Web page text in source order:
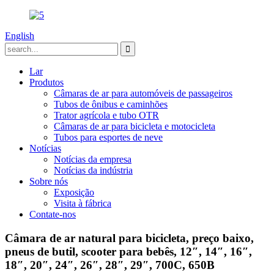
English
Lar
Produtos
Câmaras de ar para automóveis de passageiros
Tubos de ônibus e caminhões
Trator agrícola e tubo OTR
Câmaras de ar para bicicleta e motocicleta
Tubos para esportes de neve
Notícias
Notícias da empresa
Notícias da indústria
Sobre nós
Exposição
Visita à fábrica
Contate-nos
Câmara de ar natural para bicicleta, preço baixo,
pneus de butil, scooter para bebês, 12″, 14″, 16″,
18″, 20″, 24″, 26″, 28″, 29″, 700C, 650B